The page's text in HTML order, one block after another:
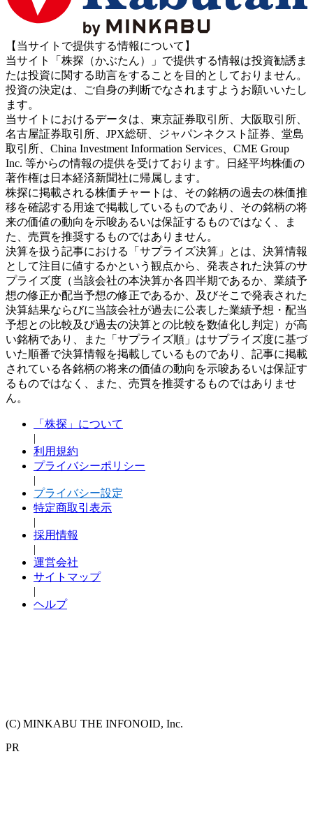
【当サイトで提供する情報について】
当サイト「株探（かぶたん）」で提供する情報は投資勧誘ま
たは投資に関する助言をすることを目的としておりません。
投資の決定は、ご自身の判断でなされますようお願いいたし
ます。
当サイトにおけるデータは、東京証券取引所、大阪取引所、
名古屋証券取引所、JPX総研、ジャパンネクスト証券、堂島
取引所、China Investment Information Services、CME Group
Inc. 等からの情報の提供を受けております。日経平均株価の
著作権は日本経済新聞社に帰属します。
株探に掲載される株価チャートは、その銘柄の過去の株価推
移を確認する用途で掲載しているものであり、その銘柄の将
来の価値の動向を示唆あるいは保証するものではなく、ま
た、売買を推奨するものではありません。
決算を扱う記事における「サプライズ決算」とは、決算情報
として注目に値するかという観点から、発表された決算のサ
プライズ度（当該会社の本決算か各四半期であるか、業績予
想の修正か配当予想の修正であるか、及びそこで発表された
決算結果ならびに当該会社が過去に公表した業績予想・配当
予想との比較及び過去の決算との比較を数値化し判定）が高
い銘柄であり、また「サプライズ順」はサプライズ度に基づ
いた順番で決算情報を掲載しているものであり、記事に掲載
されている各銘柄の将来の価値の動向を示唆あるいは保証す
るものではなく、また、売買を推奨するものではありませ
ん。
「株探」について
|
利用規約
プライバシーポリシー
|
プライバシー設定
特定商取引表示
|
採用情報
|
運営会社
サイトマップ
|
ヘルプ
(C) MINKABU THE INFONOID, Inc.
PR